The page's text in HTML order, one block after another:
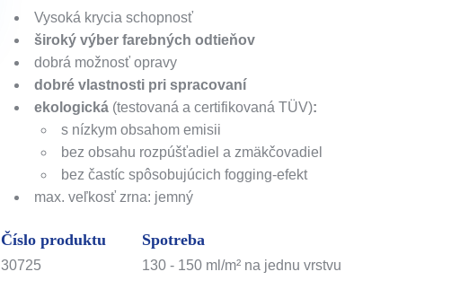
Vysoká krycia schopnosť
široký výber farebných odtieňov
dobrá možnosť opravy
dobré vlastnosti pri spracovaní
ekologická (testovaná a certifikovaná TÜV):
s nízkym obsahom emisii
bez obsahu rozpúšťadiel a zmäkčovadiel
bez častíc spôsobujúcich fogging-efekt
max. veľkosť zrna: jemný
Číslo produktu
30725
Spotreba
130 - 150 ml/m² na jednu vrstvu